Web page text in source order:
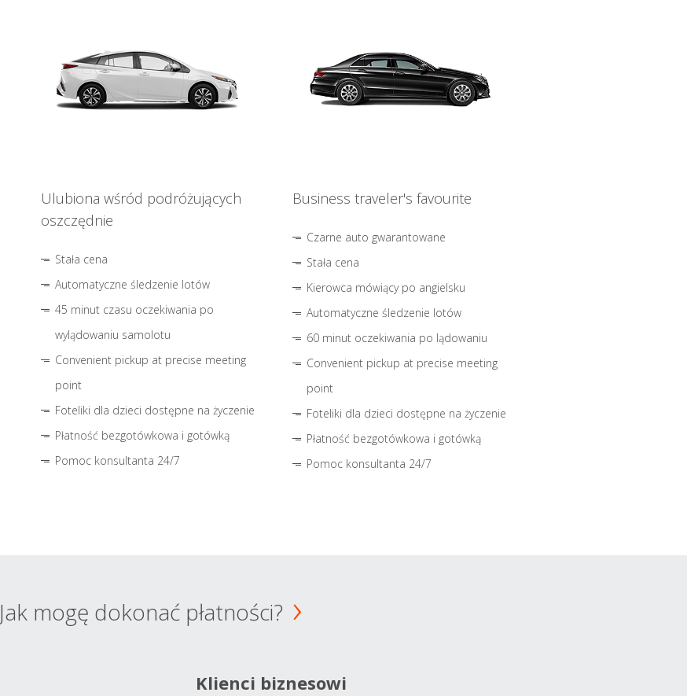
Ulubiona wśród podróżujących
oszczędnie
Stała cena
Automatyczne śledzenie lotów
45 minut czasu oczekiwania po
wylądowaniu samolotu
Convenient pickup at precise meeting
point
Foteliki dla dzieci dostępne na życzenie
Płatność bezgotówkowa i gotówką
Pomoc konsultanta 24/7
Business traveler's favourite
Czarne auto gwarantowane
Stała cena
Kierowca mówiący po angielsku
Automatyczne śledzenie lotów
60 minut oczekiwania po lądowaniu
Convenient pickup at precise meeting
point
Foteliki dla dzieci dostępne na życzenie
Płatność bezgotówkowa i gotówką
Pomoc konsultanta 24/7
Jak mogę dokonać płatności?
Klienci biznesowi